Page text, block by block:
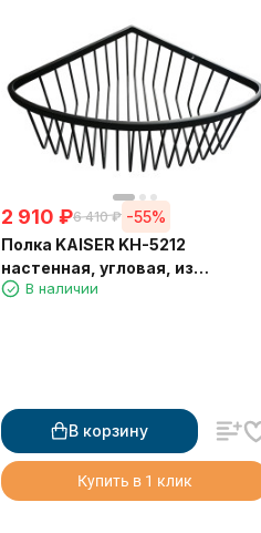
2 910 ₽6 410 ₽ -55%
Полка KAISER KH-5212
настенная, угловая, из
нержавеющей стали,
В наличии
В корзину
Купить в 1 клик